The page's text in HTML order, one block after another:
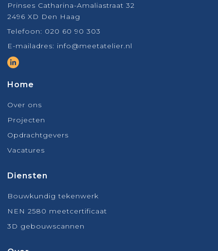
Prinses Catharina-Amaliastraat 32
2496 XD Den Haag
Telefoon: 020 60 90 303
E-mailadres: info@meetatelier.nl
Home
Over ons
Projecten
Opdrachtgevers
Vacatures
Diensten
Bouwkundig tekenwerk
NEN 2580 meetcertificaat
3D gebouwscannen